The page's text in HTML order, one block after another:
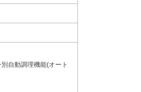
自動調理機能(オート